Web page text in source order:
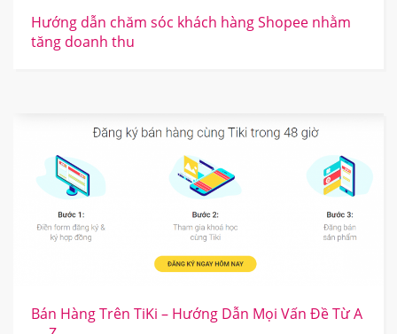
Hướng dẫn chăm sóc khách hàng Shopee nhằm
tăng doanh thu
Bán Hàng Trên TiKi – Hướng Dẫn Mọi Vấn Đề Từ A